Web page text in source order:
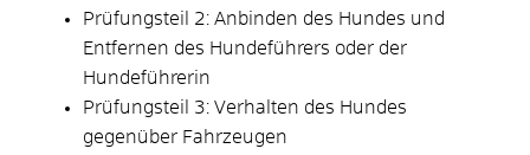
Prüfungsteil 2: Anbinden des Hundes und
Entfernen des Hundeführers oder der
Hundeführerin
Prüfungsteil 3: Verhalten des Hundes
gegenüber Fahrzeugen